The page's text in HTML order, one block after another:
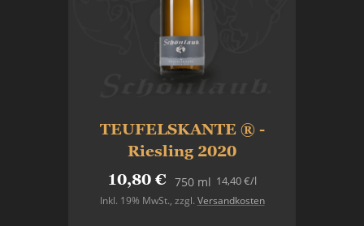
TEUFELSKANTE ® -
Riesling 2020
10,80 € 750 ml
Inkl. 19% MwSt., zzgl. Versandkosten
14,40 €/l